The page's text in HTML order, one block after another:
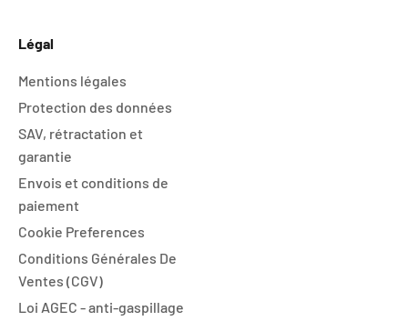
Légal
Mentions légales
Protection des données
SAV, rétractation et
garantie
Envois et conditions de
paiement
Cookie Preferences
Conditions Générales De
Ventes (CGV)
Loi AGEC - anti-gaspillage